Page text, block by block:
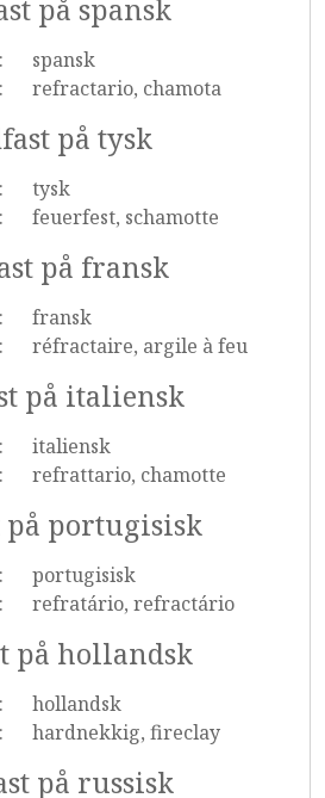
på spansk
spansk
refractario, chamota
på tysk
tysk
feuerfest, schamotte
på fransk
fransk
réfractaire, argile à feu
på italiensk
italiensk
refrattario, chamotte
portugisisk
portugisisk
refratário, refractário
på hollandsk
hollandsk
hardnekkig, fireclay
på russisk